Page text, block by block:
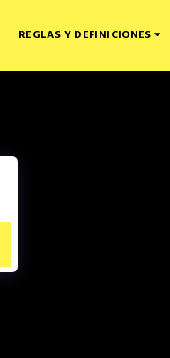
REGLAS Y DEFINICIONES